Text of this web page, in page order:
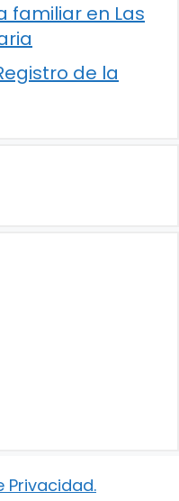
familiar en Las
de la
Privacidad.